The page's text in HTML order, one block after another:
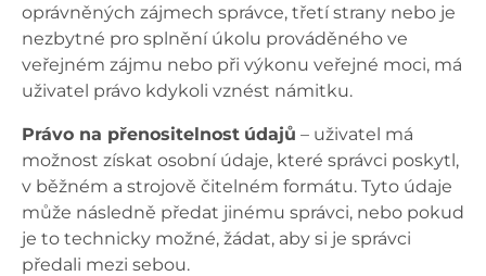
oprávněných zájmech správce, třetí strany nebo je
nezbytné pro splnění úkolu prováděného ve
veřejném zájmu nebo při výkonu veřejné moci, má
uživatel právo kdykoli vznést námitku.
Právo na přenositelnost údajů – uživatel má
možnost získat osobní údaje, které správci poskytl,
v běžném a strojově čitelném formátu. Tyto údaje
může následně předat jinému správci, nebo pokud
je to technicky možné, žádat, aby si je správci
předali mezi sebou.